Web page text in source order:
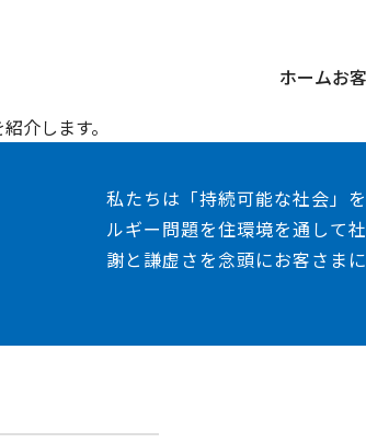
ホームお
介します。
私たちは「持続可能な社会」
ルギー問題を住環境を通して
謝と謙虚さを念頭にお客さま